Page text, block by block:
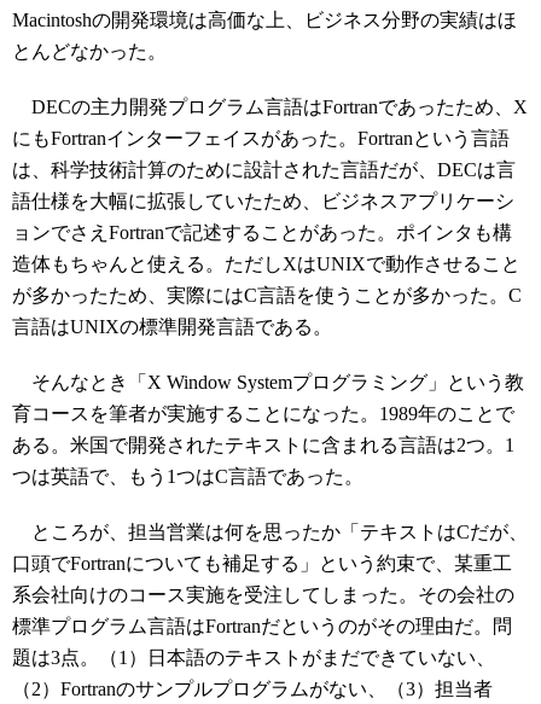
Macintoshの開発環境は高価な上、ビジネス分野の実績はほ
とんどなかった。
DECの主力開発プログラム言語はFortranであったため、X
にもFortranインターフェイスがあった。Fortranという言語
は、科学技術計算のために設計された言語だが、DECは言
語仕様を大幅に拡張していたため、ビジネスアプリケーシ
ョンでさえFortranで記述することがあった。ポインタも構
造体もちゃんと使える。ただしXはUNIXで動作させること
が多かったため、実際にはC言語を使うことが多かった。C
言語はUNIXの標準開発言語である。
そんなとき「X Window Systemプログラミング」という教
育コースを筆者が実施することになった。1989年のことで
ある。米国で開発されたテキストに含まれる言語は2つ。1
つは英語で、もう1つはC言語であった。
ところが、担当営業は何を思ったか「テキストはCだが、
口頭でFortranについても補足する」という約束で、某重工
系会社向けのコース実施を受注してしまった。その会社の
標準プログラム言語はFortranだというのがその理由だ。問
題は3点。（1）日本語のテキストがまだできていない、
（2）Fortranのサンプルプログラムがない、（3）担当者